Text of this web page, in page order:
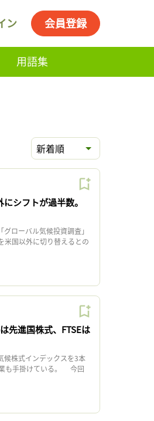
ン 会員登録
用語集
新着順
シフトが過半数。
ローバル気候投資調査」
米国以外に切り替えるとの
先進国株式、FTSEは
株式インデックスを3本
も手掛けている。 今回